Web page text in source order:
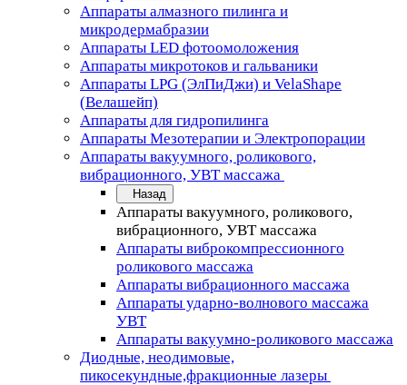
Аппараты алмазного пилинга и
микродермабразии
Аппараты LED фотоомоложения
Аппараты микротоков и гальваники
Аппараты LPG (ЭлПиДжи) и VelaShape
(Велашейп)
Аппараты для гидропилинга
Аппараты Мезотерапии и Электропорации
Аппараты вакуумного, роликового,
вибрационного, УВТ массажа
Назад
Аппараты вакуумного, роликового,
вибрационного, УВТ массажа
Аппараты виброкомпрессионного
роликового массажа
Аппараты вибрационного массажа
Аппараты ударно-волнового массажа
УВТ
Аппараты вакуумно-роликового массажа
Диодные, неодимовые,
пикосекундные,фракционные лазеры